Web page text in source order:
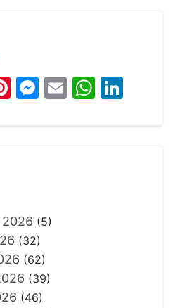
Pinterest
Messenger
Email
(5)
(32)
(62)
(39)
(46)